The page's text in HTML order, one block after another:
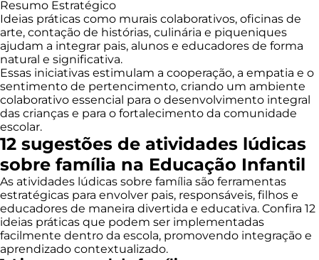
Resumo Estratégico
Ideias práticas como murais colaborativos, oficinas de
arte, contação de histórias, culinária e piqueniques
ajudam a integrar pais, alunos e educadores de forma
natural e significativa.
Essas iniciativas estimulam a cooperação, a empatia e o
sentimento de pertencimento, criando um ambiente
colaborativo essencial para o desenvolvimento integral
das crianças e para o fortalecimento da comunidade
escolar.
12 sugestões de atividades lúdicas
sobre família na Educação Infantil
As atividades lúdicas sobre família são ferramentas
estratégicas para envolver pais, responsáveis, filhos e
educadores de maneira divertida e educativa. Confira 12
ideias práticas que podem ser implementadas
facilmente dentro da escola, promovendo integração e
aprendizado contextualizado.